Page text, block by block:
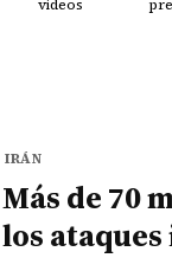
videos
IRÁN
Más de 70
los